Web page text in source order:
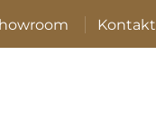
Kontakt